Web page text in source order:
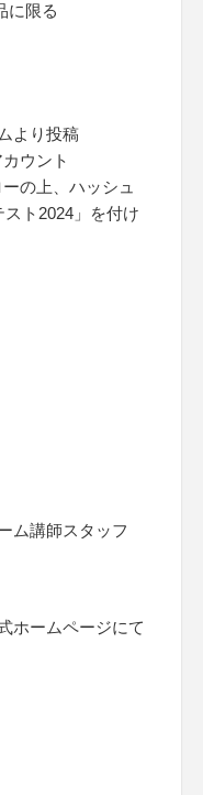
に限る
より投稿
ウント
の上、ハッシュ
ト2024」を付け
ム講師スタッフ
ホームページにて